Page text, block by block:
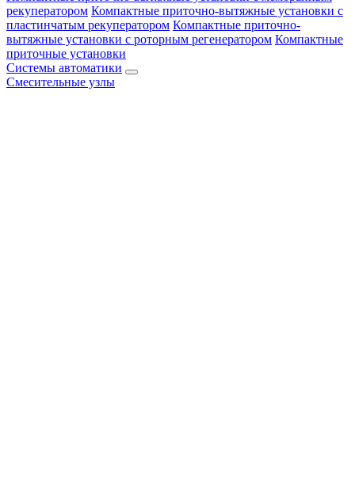
рекуператором Компактные приточно-вытяжные установки с
пластинчатым рекуператором Компактные приточно-
вытяжные установки с роторным регенератором Компактные
приточные установки
Системы автоматики
Смесительные узлы